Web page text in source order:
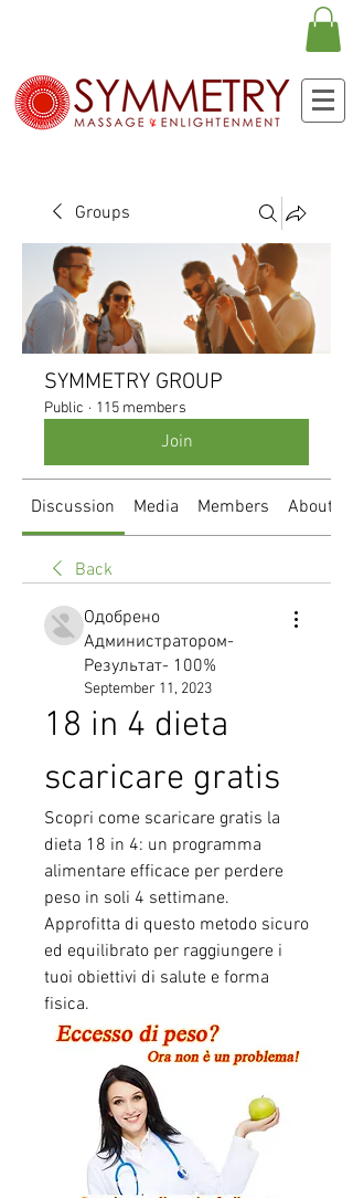
Groups
SYMMETRY GROUP
Public · 115 members
Join
Discussion Media Members About
Back
Одобрено
Администратором-
Результат- 100%
September 11, 2023
18 in 4 dieta
scaricare gratis
Scopri come scaricare gratis la
dieta 18 in 4: un programma
alimentare efficace per perdere
peso in soli 4 settimane.
Approfitta di questo metodo sicuro
ed equilibrato per raggiungere i
tuoi obiettivi di salute e forma
fisica.